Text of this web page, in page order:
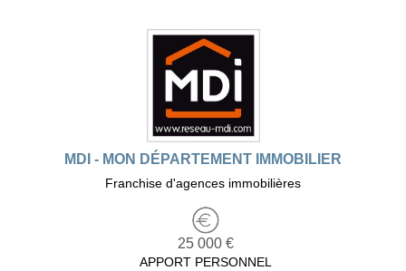
MDI - MON DÉPARTEMENT IMMOBILIER
Franchise d'agences immobilières
25 000 €
APPORT PERSONNEL